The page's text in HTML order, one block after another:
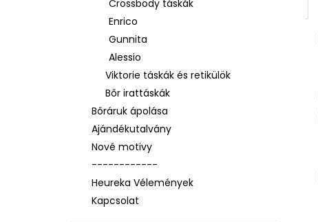
Crossbody táskák
Enrico
Gunnita
Alessio
Viktorie táskák és retikülök
Bőr irattáskák
Bőráruk ápolása
Ajándékutalvány
Nové motivy
------------
Heureka Vélemények
Kapcsolat